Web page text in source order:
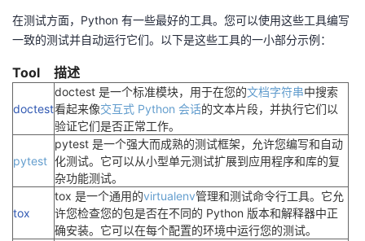
在测试方面，Python 有一些最好的工具。您可以使用这些工具编写
一致的测试并自动运行它们。以下是这些工具的一小部分示例：
Tool 描述
doctest
doctest 是一个标准模块，用于在您的文档字符串中搜索
看起来像交互式 Python 会话的文本片段，并执行它们以
验证它们是否正常工作。
pytest
pytest 是一个强大而成熟的测试框架，允许您编写和自动
化测试。它可以从小型单元测试扩展到应用程序和库的复
杂功能测试。
tox
tox 是一个通用的virtualenv管理和测试命令行工具。它允
许您检查您的包是否在不同的 Python 版本和解释器中正
确安装。它可以在每个配置的环境中运行您的测试。